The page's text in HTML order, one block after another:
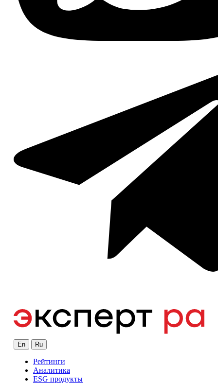
En Ru
Рейтинги
Аналитика
ESG продукты